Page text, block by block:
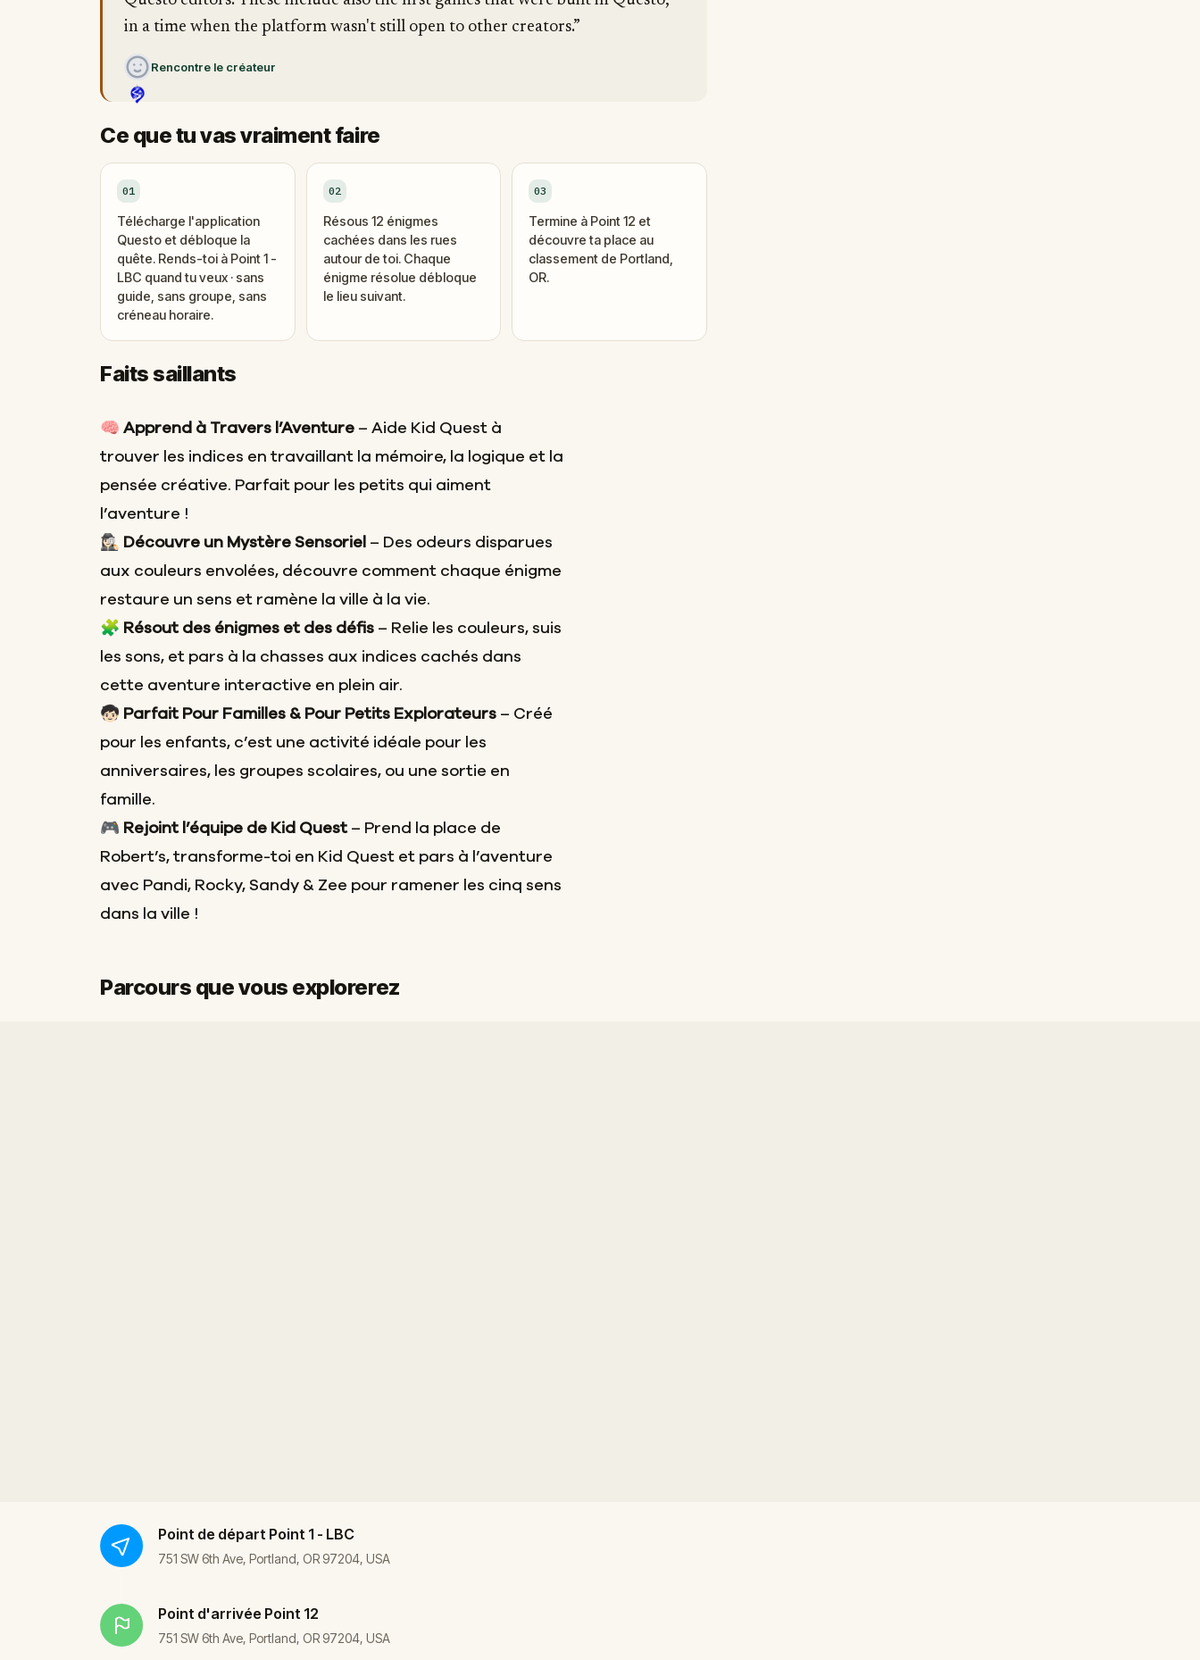
in a time when the platform wasn't still open to other creators.”
Rencontre le créateur
Ce que tu vas vraiment faire
01
Télécharge l'application
Questo et débloque la
quête. Rends-toi à Point 1 -
LBC quand tu veux · sans
guide, sans groupe, sans
créneau horaire.
02
Résous 12 énigmes
cachées dans les rues
autour de toi. Chaque
énigme résolue débloque
le lieu suivant.
03
Termine à Point 12 et
découvre ta place au
classement de Portland,
OR.
Faits saillants
🧠 Apprend à Travers l’Aventure – Aide Kid Quest à
trouver les indices en travaillant la mémoire, la logique et la
pensée créative. Parfait pour les petits qui aiment
l’aventure !
🕵🏻‍♀️ Découvre un Mystère Sensoriel – Des odeurs disparues
aux couleurs envolées, découvre comment chaque énigme
restaure un sens et ramène la ville à la vie.
🧩 Résout des énigmes et des défis – Relie les couleurs, suis
les sons, et pars à la chasses aux indices cachés dans
cette aventure interactive en plein air.
🧒🏻 Parfait Pour Familles & Pour Petits Explorateurs – Créé
pour les enfants, c’est une activité idéale pour les
anniversaires, les groupes scolaires, ou une sortie en
famille.
🎮 Rejoint l’équipe de Kid Quest– Prend la place de
Robert’s, transforme-toi en Kid Quest et pars à l’aventure
avec Pandi, Rocky, Sandy & Zee pour ramener les cinq sens
dans la ville !
Parcours que vous explorerez
Point de départ Point 1 - LBC
751 SW 6th Ave, Portland, OR 97204, USA
Point d'arrivée Point 12
751 SW 6th Ave, Portland, OR 97204, USA